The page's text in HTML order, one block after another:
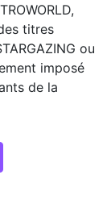
titres
ou
imposé
de la